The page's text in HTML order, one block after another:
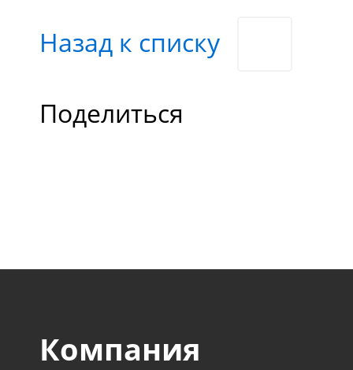
химической
отечественные и
Назад к списку
Поделиться
Компания